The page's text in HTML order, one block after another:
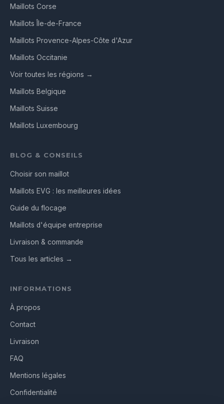
Maillots Corse
Maillots Île-de-France
Maillots Provence-Alpes-Côte d'Azur
Maillots Occitanie
Voir toutes les régions →
Maillots Belgique
Maillots Suisse
Maillots Luxembourg
BLOG & CONSEILS
Choisir son maillot
Maillots EVG : les meilleures idées
Guide du flocage
Maillots d'équipe entreprise
Livraison & commande
Tous les articles →
INFORMATIONS
À propos
Contact
Livraison
FAQ
Mentions légales
Confidentialité